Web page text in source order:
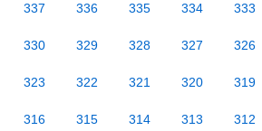
337 336 335 334 333
330 329 328 327 326
323 322 321 320 319
316 315 314 313 312